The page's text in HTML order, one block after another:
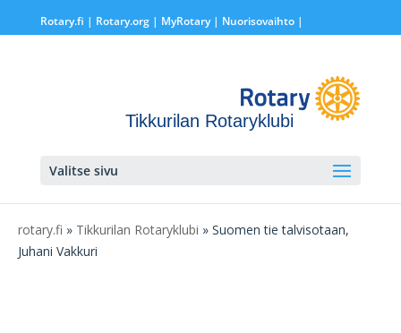
Rotary.fi | Rotary.org| MyRotary | Nuorisovaihto|
Tikkurilan Rotaryklubi
Valitse sivu
rotary.fi » Tikkurilan Rotaryklubi » Suomen tie talvisotaan,
Juhani Vakkuri